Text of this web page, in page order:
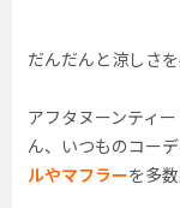
だんだんと涼しさ
アフタヌーンティ
ん、いつものコー
ルやマフラーを多